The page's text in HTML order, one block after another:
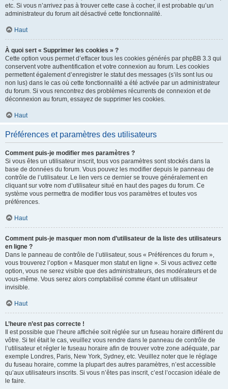
etc. Si vous n’arrivez pas à trouver cette case à cocher, il est probable qu’un
administrateur du forum ait désactivé cette fonctionnalité.
Haut
À quoi sert « Supprimer les cookies » ?
Cette option vous permet d’effacer tous les cookies générés par phpBB 3.3 qui
conservent votre authentification et votre connexion au forum. Les cookies
permettent également d’enregistrer le statut des messages (s’ils sont lus ou
non lus) dans le cas où cette fonctionnalité a été activée par un administrateur
du forum. Si vous rencontrez des problèmes récurrents de connexion et de
déconnexion au forum, essayez de supprimer les cookies.
Haut
Préférences et paramètres des utilisateurs
Comment puis-je modifier mes paramètres ?
Si vous êtes un utilisateur inscrit, tous vos paramètres sont stockés dans la
base de données du forum. Vous pouvez les modifier depuis le panneau de
contrôle de l’utilisateur. Le lien vers ce dernier se trouve généralement en
cliquant sur votre nom d’utilisateur situé en haut des pages du forum. Ce
système vous permettra de modifier tous vos paramètres et toutes vos
préférences.
Haut
Comment puis-je masquer mon nom d’utilisateur de la liste des utilisateurs
en ligne ?
Dans le panneau de contrôle de l’utilisateur, sous « Préférences du forum »,
vous trouverez l’option « Masquer mon statut en ligne ». Si vous activez cette
option, vous ne serez visible que des administrateurs, des modérateurs et de
vous-même. Vous serez alors comptabilisé comme étant un utilisateur
invisible.
Haut
L’heure n’est pas correcte !
Il est possible que l’heure affichée soit réglée sur un fuseau horaire différent du
vôtre. Si tel était le cas, veuillez vous rendre dans le panneau de contrôle de
l’utilisateur et régler le fuseau horaire afin de trouver votre zone adéquate, par
exemple Londres, Paris, New York, Sydney, etc. Veuillez noter que le réglage
du fuseau horaire, comme la plupart des autres paramètres, n’est accessible
qu’aux utilisateurs inscrits. Si vous n’êtes pas inscrit, c’est l’occasion idéale de
le faire.